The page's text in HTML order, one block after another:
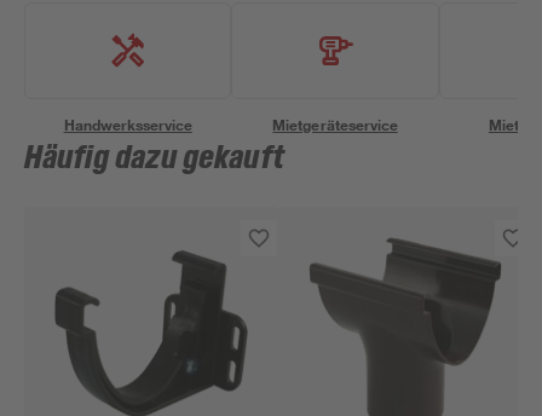
Handwerksservice Mietgeräteservice
Häufig dazu gekauft